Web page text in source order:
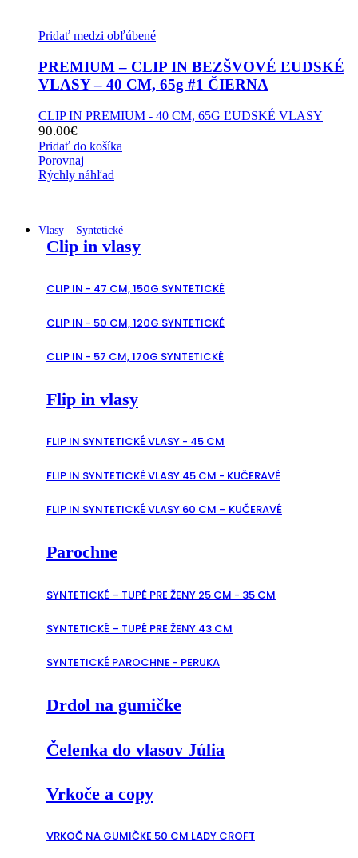
Pridať medzi obľúbené
PREMIUM – CLIP IN BEZŠVOVÉ ĽUDSKÉ
VLASY – 40 CM, 65g #1 ČIERNA
CLIP IN PREMIUM - 40 CM, 65G ĽUDSKÉ VLASY
90.00€
Pridať do košíka
Porovnaj
Rýchly náhľad
Vlasy – Syntetické
Clip in vlasy
CLIP IN - 47 CM, 150G SYNTETICKÉ
CLIP IN - 50 CM, 120G SYNTETICKÉ
CLIP IN - 57 CM, 170G SYNTETICKÉ
Flip in vlasy
FLIP IN SYNTETICKÉ VLASY - 45 CM
FLIP IN SYNTETICKÉ VLASY 45 CM - KUČERAVÉ
FLIP IN SYNTETICKÉ VLASY 60 CM – KUČERAVÉ
Parochne
SYNTETICKÉ – TUPÉ PRE ŽENY 25 CM - 35 CM
SYNTETICKÉ – TUPÉ PRE ŽENY 43 CM
SYNTETICKÉ PAROCHNE - PERUKA
Drdol na gumičke
Čelenka do vlasov Júlia
Vrkoče a copy
VRKOČ NA GUMIČKE 50 CM LADY CROFT